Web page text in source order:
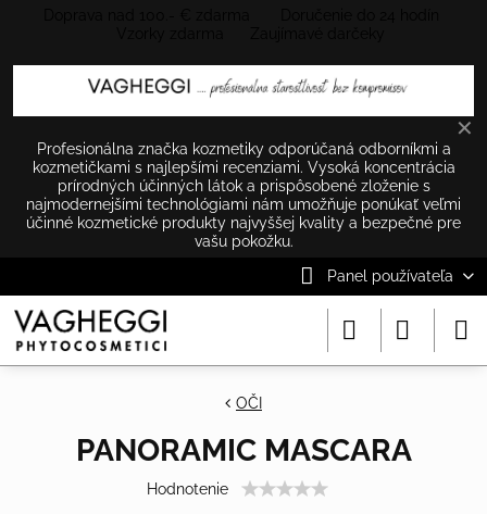
✕
Profesionálna značka kozmetiky odporúčaná odborníkmi a
kozmetičkami s najlepšími recenziami. Vysoká koncentrácia
prírodných účinných látok a prispôsobené zloženie s
najmodernejšími technológiami nám umožňuje ponúkať veľmi
účinné kozmetické produkty najvyššej kvality a bezpečné pre
vašu pokožku.
Panel používateľa
OČI
PANORAMIC MASCARA
Hodnotenie